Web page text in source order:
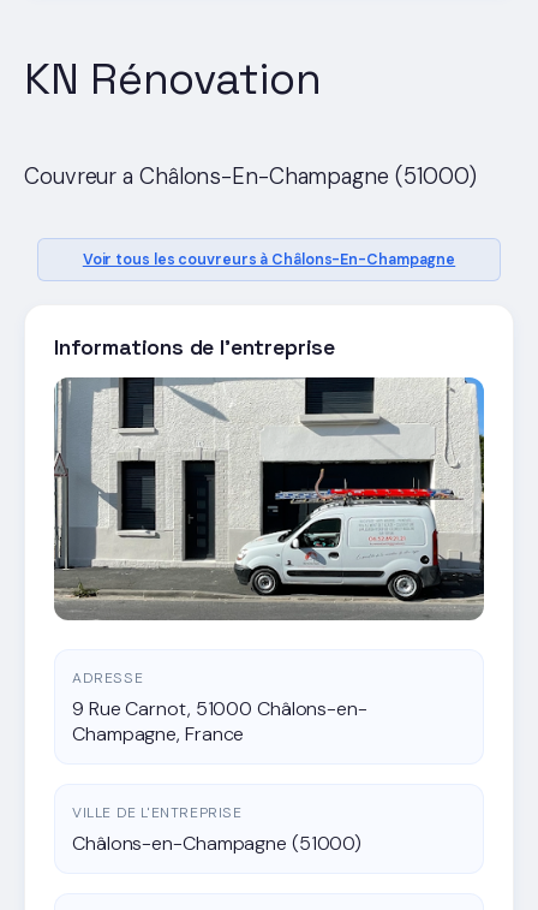
KN Rénovation
Couvreur a Châlons-En-Champagne (51000)
Voir tous les couvreurs à Châlons-En-Champagne
Informations de l'entreprise
ADRESSE
9 Rue Carnot, 51000 Châlons-en-
Champagne, France
VILLE DE L'ENTREPRISE
Châlons-en-Champagne (51000)